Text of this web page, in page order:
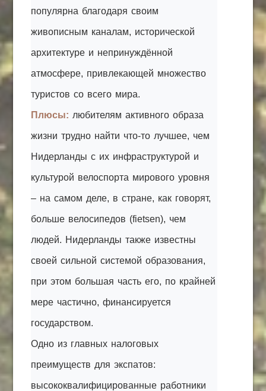
популярна благодаря своим
живописным каналам, исторической
архитектуре и непринуждённой
атмосфере, привлекающей множество
туристов со всего мира.
Плюсы: любителям активного образа
жизни трудно найти что-то лучшее, чем
Нидерланды с их инфраструктурой и
культурой велоспорта мирового уровня
– на самом деле, в стране, как говорят,
больше велосипедов (fietsen), чем
людей. Нидерланды также известны
своей сильной системой образования,
при этом большая часть его, по крайней
мере частично, финансируется
государством.
Одно из главных налоговых
преимуществ для экспатов:
высококвалифицированные работники